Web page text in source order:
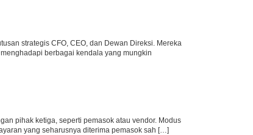
strategis CFO, CEO, dan Dewan Direksi. Mereka
berbagai kendala yang mungkin
pihak ketiga, seperti pemasok atau vendor. Modus
yang seharusnya diterima pemasok sah […]